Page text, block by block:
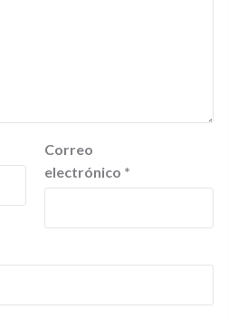
Correo
electrónico *